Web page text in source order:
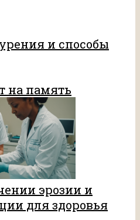
и способы
на память
эрозии и
для здоровья